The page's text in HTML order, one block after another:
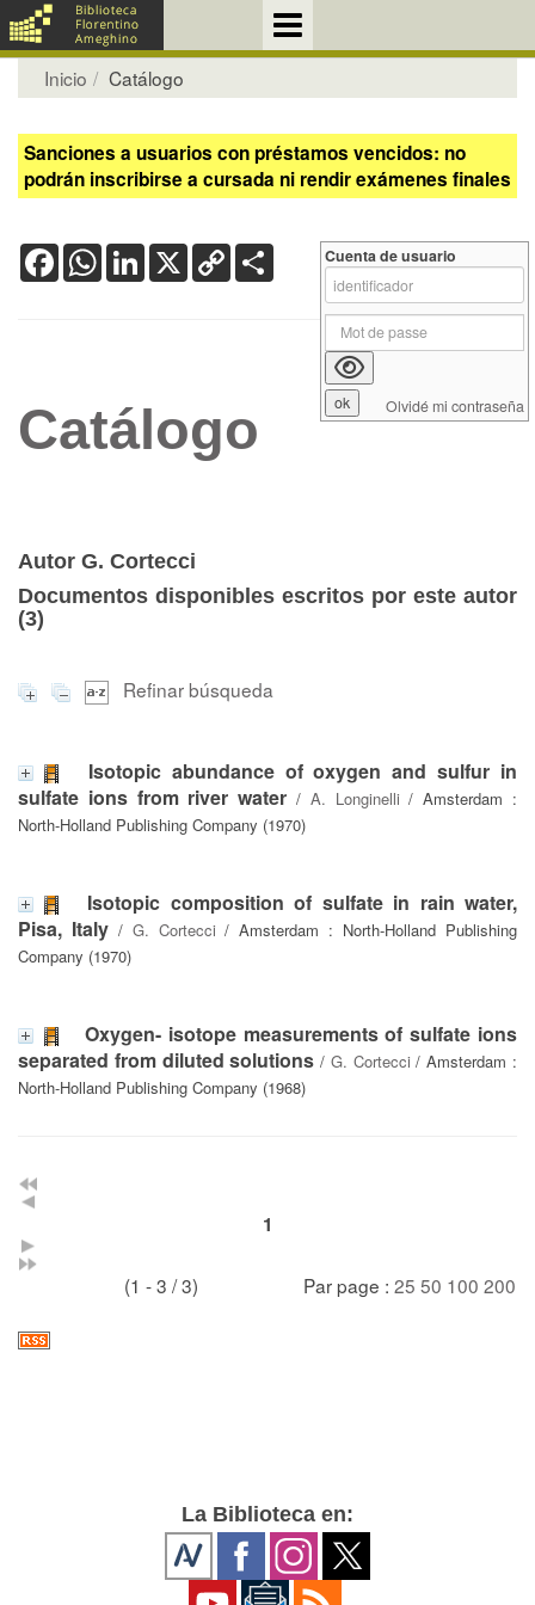
Inicio Catálogo
Sanciones a usuarios con préstamos vencidos: no
podrán inscribirse a cursada ni rendir exámenes finales
FacebookWhatsApp
LinkedIn
X Copy
Link
Catálogo
Autor G. Cortecci
Documentos disponibles escritos por este autor
(3)
Refinar búsqueda
Isotopic abundance of oxygen and sulfur in
sulfate ions from river water / A. Longinelli / Amsterdam :
North-Holland Publishing Company (1970)
Isotopic composition of sulfate in rain water,
Pisa, Italy/ G. Cortecci / Amsterdam : North-Holland Publishing
Company (1970)
Oxygen- isotope measurements of sulfate ions
separated from diluted solutions / G. Cortecci / Amsterdam :
North-Holland Publishing Company (1968)
1
(1 - 3 / 3) Par page : 25 50 100 200
Cuenta de usuario
Olvidé mi contraseña
La Biblioteca en: